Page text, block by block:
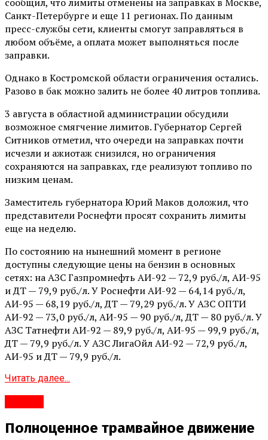
Санкт-Петербурге и еще 11 регионах. По данным
пресс-службы сети, клиенты смогут заправляться в
любом объёме, а оплата может выполняться после
заправки.
Однако в Костромской области ограничения остались.
Разово в бак можно залить не более 40 литров топлива.
3 августа в областной администрации обсудили
возможное смягчение лимитов. Губернатор Сергей
Ситников отметил, что очереди на заправках почти
исчезли и ажиотаж снизился, но ограничения
сохраняются на заправках, где реализуют топливо по
низким ценам.
Заместитель губернатора Юрий Маков доложил, что
представители Роснефти просят сохранить лимиты
еще на неделю.
По состоянию на нынешний момент в регионе
доступны следующие цены на бензин в основных
сетях: на АЗС Газпромнефть АИ-92 — 72,9 руб./л, АИ-95
и ДТ — 79,9 руб./л. У Роснефти АИ-92 — 64,14 руб./л,
АИ-95 — 68,19 руб./л, ДТ — 79,29 руб./л. У АЗС ОПТИ
АИ-92 — 73,0 руб./л, АИ-95 — 90 руб./л, ДТ — 80 руб./л. У
АЗС Татнефти АИ-92 — 89,9 руб./л, АИ-95 — 99,9 руб./л,
ДТ — 79,9 руб./л. У АЗС ЛигаОйл АИ-92 — 72,9 руб./л,
АИ-95 и ДТ — 79,9 руб./л.
Читать далее...
Полноценное трамвайное движение